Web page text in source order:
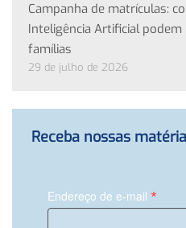
Campanha de matrículas:
Inteligência Artificial
famílias
29 de julho de 2026
Receba nossas
Endereço de e-mail *